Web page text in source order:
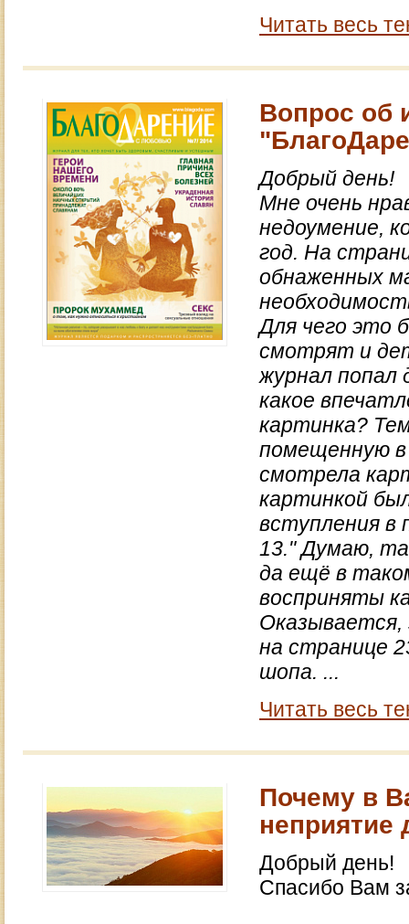
Читать весь
Вопрос об
Добрый день!
Мне очень
недоумение,
год. На
обнаженных
Для чего это
смотрят и
журнал попал
какое
картинка?
помещенную
смотрела
картинкой
вступления в
13." Думаю,
да ещё в
восприняты
на странице
шопа. ...
Читать весь
Почему в
неприятие
Добрый день!
Спасибо Вам